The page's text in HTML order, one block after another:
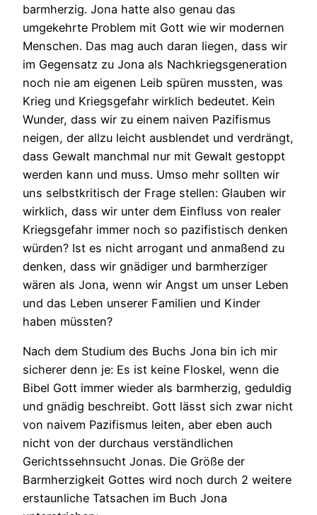
barmherzig. Jona hatte also genau das
umgekehrte Problem mit Gott wie wir modernen
Menschen. Das mag auch daran liegen, dass wir
im Gegensatz zu Jona als Nachkriegsgeneration
noch nie am eigenen Leib spüren mussten, was
Krieg und Kriegsgefahr wirklich bedeutet. Kein
Wunder, dass wir zu einem naiven Pazifismus
neigen, der allzu leicht ausblendet und verdrängt,
dass Gewalt manchmal nur mit Gewalt gestoppt
werden kann und muss. Umso mehr sollten wir
uns selbstkritisch der Frage stellen: Glauben wir
wirklich, dass wir unter dem Einfluss von realer
Kriegsgefahr immer noch so pazifistisch denken
würden? Ist es nicht arrogant und anmaßend zu
denken, dass wir gnädiger und barmherziger
wären als Jona, wenn wir Angst um unser Leben
und das Leben unserer Familien und Kinder
haben müssten?
Nach dem Studium des Buchs Jona bin ich mir
sicherer denn je: Es ist keine Floskel, wenn die
Bibel Gott immer wieder als barmherzig, geduldig
und gnädig beschreibt. Gott lässt sich zwar nicht
von naivem Pazifismus leiten, aber eben auch
nicht von der durchaus verständlichen
Gerichtssehnsucht Jonas. Die Größe der
Barmherzigkeit Gottes wird noch durch 2 weitere
erstaunliche Tatsachen im Buch Jona